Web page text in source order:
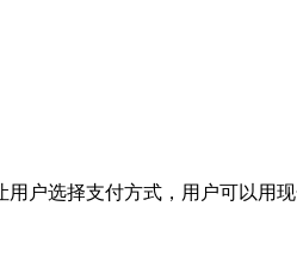
户选择支付方式，用户可以用